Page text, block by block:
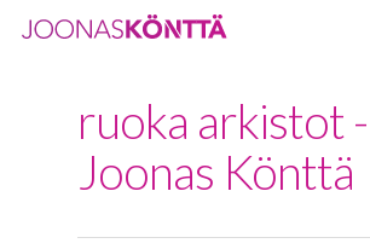
Hit enter to search or ESC to close
ruoka arkistot -
Joonas Könttä